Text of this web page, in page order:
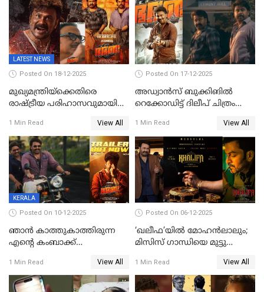
LATEST NEWS
Posted On 18-12-2025
മുഖ്യമന്ത്രിയ്ക്കെതിരെ
രാഷ്ട്രീയ പരിഹാസവുമായി
1 Min Read View All
Posted On 17-12-2025
അഡ്വാൻസ് ബുക്കിങിൽ
റെക്കോഡിട്ട് ദിലീപ് ചിത്രം
റെക്കോർഡ് വിൽപ്പന;
മണിക്കൂറില്‍ വിറ്റത്
1000ത്തിന് മുകളിൽ ടിക്കറ്റ്
1 Min Read View All
KERALA
Posted On 10-12-2025
ഞാന്‍ കാത്തുകാത്തിരുന്ന
എന്റെ കംബാക്ക്
പുറത്ത്
1 Min Read View All
Posted On 06-12-2025
‘ഖലീഫ’യിൽ മോഹൻലാലും;
മിസിസ് ഗാന്ധിയെ മുട്ടു
അഹമ്മദ് അലിയായെത്തും
1 Min Read View All